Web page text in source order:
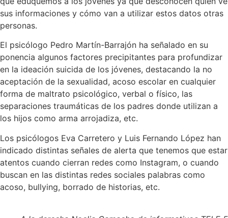
sus informaciones y cómo van a utilizar estos datos otras
personas.
El psicólogo Pedro Martín-Barrajón ha señalado en su
ponencia algunos factores precipitantes para profundizar
en la ideación suicida de los jóvenes, destacando la no
aceptación de la sexualidad, acoso escolar en cualquier
forma de maltrato psicológico, verbal o físico, las
separaciones traumáticas de los padres donde utilizan a
los hijos como arma arrojadiza, etc.
Los psicólogos Eva Carretero y Luis Fernando López han
indicado distintas señales de alerta que tenemos que estar
atentos cuando cierran redes como Instagram, o cuando
buscan en las distintas redes sociales palabras como
acoso, bullying, borrado de historias, etc.